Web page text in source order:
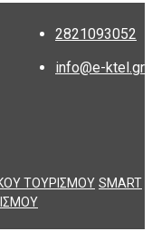
2821093052
info@e-ktel.gr
SMART